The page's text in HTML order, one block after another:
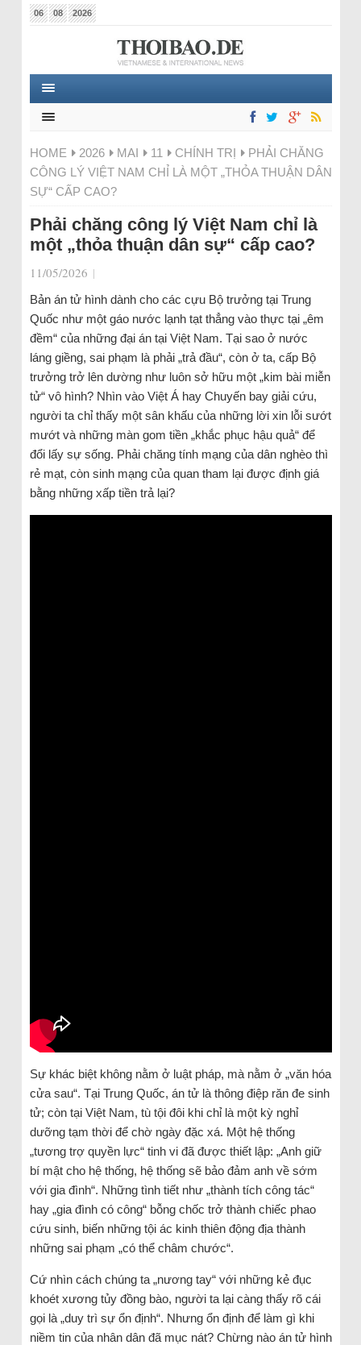
06 08 2026
HOME 2026 MAI 11 CHÍNH TRỊ
PHẢI CHĂNG
CÔNG LÝ VIỆT NAM CHỈ LÀ MỘT „THỎA THUẬN DÂN
SỰ“ CẤP CAO?
Phải chăng công lý Việt Nam chỉ là
một „thỏa thuận dân sự“ cấp cao?
11/05/2026 |
Bản án tử hình dành cho các cựu Bộ trưởng tại Trung
Quốc như một gáo nước lạnh tạt thẳng vào thực tại „êm
đềm“ của những đại án tại Việt Nam. Tại sao ở nước
láng giềng, sai phạm là phải „trả đầu“, còn ở ta, cấp Bộ
trưởng trở lên dường như luôn sở hữu một „kim bài miễn
tử“ vô hình? Nhìn vào Việt Á hay Chuyến bay giải cứu,
người ta chỉ thấy một sân khấu của những lời xin lỗi sướt
mướt và những màn gom tiền „khắc phục hậu quả“ để
đổi lấy sự sống. Phải chăng tính mạng của dân nghèo thì
rẻ mạt, còn sinh mạng của quan tham lại được định giá
bằng những xấp tiền trả lại?
Sự khác biệt không nằm ở luật pháp, mà nằm ở „văn hóa
cửa sau“. Tại Trung Quốc, án tử là thông điệp răn đe sinh
tử; còn tại Việt Nam, tù tội đôi khi chỉ là một kỳ nghỉ
dưỡng tạm thời để chờ ngày đặc xá. Một hệ thống
„tương trợ quyền lực“ tinh vi đã được thiết lập: „Anh giữ
bí mật cho hệ thống, hệ thống sẽ bảo đảm anh về sớm
với gia đình“. Những tình tiết như „thành tích công tác“
hay „gia đình có công“ bỗng chốc trở thành chiếc phao
cứu sinh, biến những tội ác kinh thiên động địa thành
những sai phạm „có thể châm chước“.
Cứ nhìn cách chúng ta „nương tay“ với những kẻ đục
khoét xương tủy đồng bào, người ta lại càng thấy rõ cái
gọi là „duy trì sự ổn định“. Nhưng ổn định để làm gì khi
niềm tin của nhân dân đã mục nát? Chừng nào án tử hình